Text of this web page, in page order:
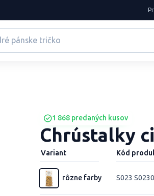
1 868 predaných kusov
Chrústalky
Variant Kód
rôzne farby S023